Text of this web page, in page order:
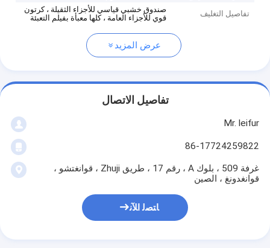
تفاصيل التغليف
صندوق خشبي قياسي للأجزاء الثقيلة ، كرتون
قوي للأجزاء العامة ، كلها معبأة بفيلم التعبئة
عرض المزيد
تفاصيل الاتصال
Mr. leifur
86-17724259822
غرفة 509 ، بلوك A ، رقم 17 ، طريق Zhuji ، قوانغتشو ،
قوانغدونغ ، الصين
ﺎﺘﺼﻟ ﺍﻶﻧ